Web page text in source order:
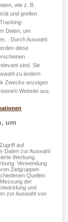
wie z. B.
und greifen
Daten, um
. Durch Auswahl
diese
sind. Sie
zu ändern
Zwecke anzeigen
n Website aus.
um
auf
Daten zur Auswahl
Werbung.
Verwendung
Zielgruppen
Quellen.
der
und
zur Auswahl von